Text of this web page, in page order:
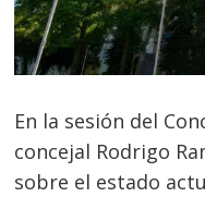
En la sesión del
concejal Rodrigo
sobre el estado